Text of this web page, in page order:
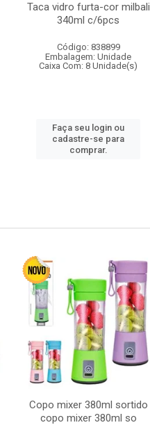
Taca vidro furta-cor milbali
340ml c/6pcs
Código: 838899
Embalagem: Unidade
Caixa Com: 8 Unidade(s)
Faça seu login ou
cadastre-se para
comprar.
Copo mixer 380ml sortido
copo mixer 380ml so